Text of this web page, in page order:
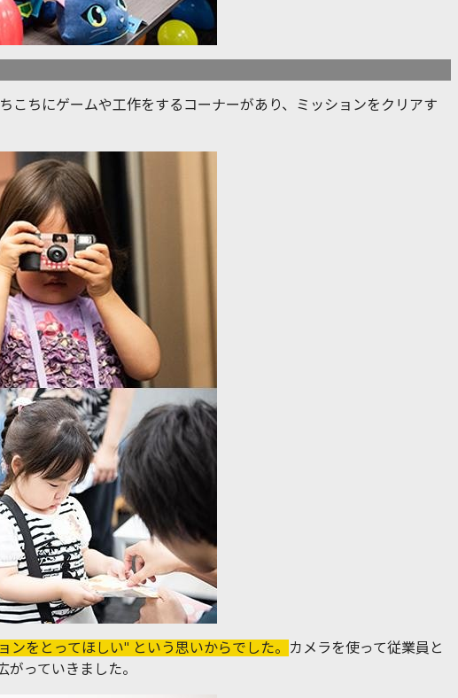
こちにゲームや工作をするコーナーがあり、ミッションをクリアす
をとってほしい" という思いからでした。
カメラを使って従業員と
っていきました。